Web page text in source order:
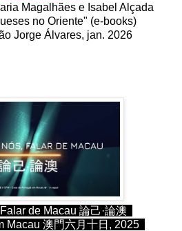
Magalhães e Isabel Alçada
no Oriente" (e-books)
Jorge Álvares, jan. 2026
de Macau 論己·論澳
Macau 澳門六月十日, 2025